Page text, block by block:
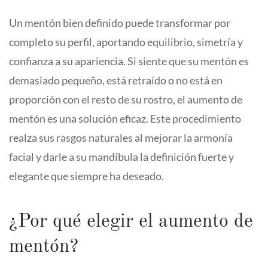
Un mentón bien definido puede transformar por
completo su perfil, aportando equilibrio, simetría y
confianza a su apariencia. Si siente que su mentón es
demasiado pequeño, está retraído o no está en
proporción con el resto de su rostro, el aumento de
mentón es una solución eficaz. Este procedimiento
realza sus rasgos naturales al mejorar la armonía
facial y darle a su mandíbula la definición fuerte y
elegante que siempre ha deseado.
¿Por qué elegir el aumento de
mentón?